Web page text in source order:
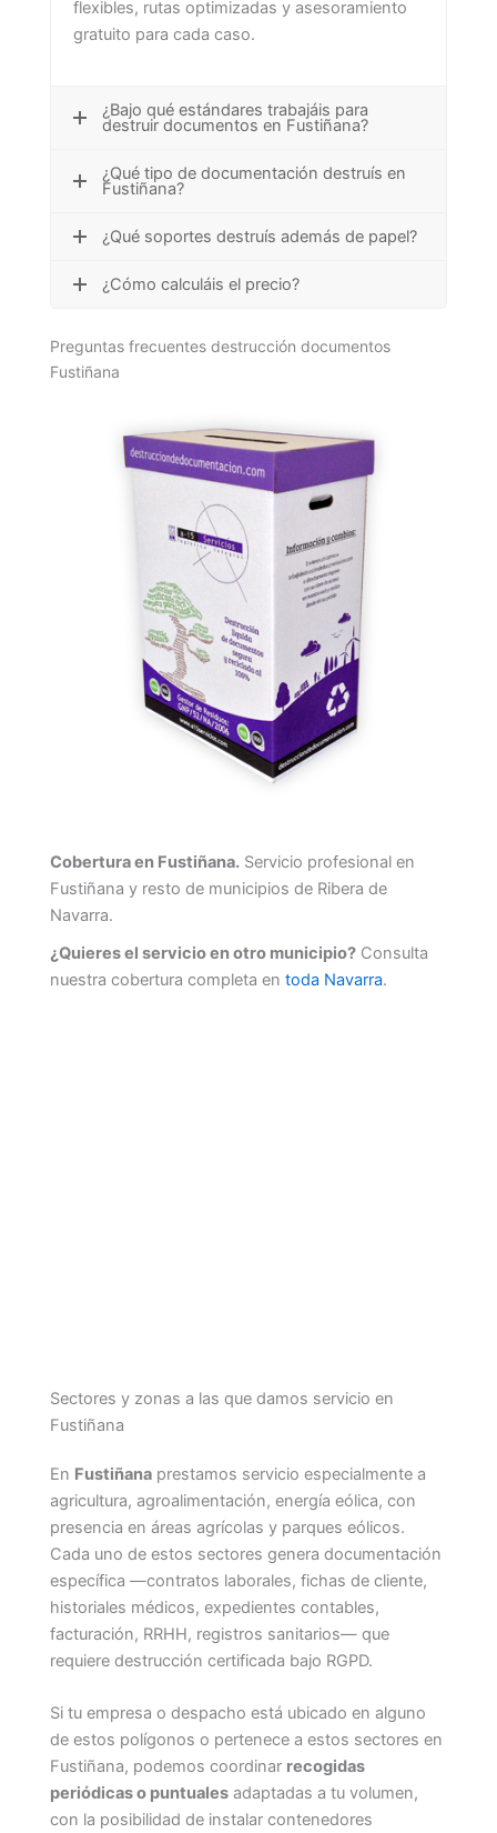
flexibles, rutas optimizadas y asesoramiento
gratuito para cada caso.
¿Bajo qué estándares trabajáis para
destruir documentos en Fustiñana?
¿Qué tipo de documentación destruís en
Fustiñana?
¿Qué soportes destruís además de papel?
¿Cómo calculáis el precio?
Preguntas frecuentes destrucción documentos
Fustiñana
Cobertura en Fustiñana. Servicio profesional en
Fustiñana y resto de municipios de Ribera de
Navarra.
¿Quieres el servicio en otro municipio? Consulta
nuestra cobertura completa en toda Navarra.
Sectores y zonas a las que damos servicio en
Fustiñana
En Fustiñana prestamos servicio especialmente a
agricultura, agroalimentación, energía eólica, con
presencia en áreas agrícolas y parques eólicos.
Cada uno de estos sectores genera documentación
específica —contratos laborales, fichas de cliente,
historiales médicos, expedientes contables,
facturación, RRHH, registros sanitarios— que
requiere destrucción certificada bajo RGPD.
Si tu empresa o despacho está ubicado en alguno
de estos polígonos o pertenece a estos sectores en
Fustiñana, podemos coordinar recogidas
periódicas o puntuales adaptadas a tu volumen,
con la posibilidad de instalar contenedores